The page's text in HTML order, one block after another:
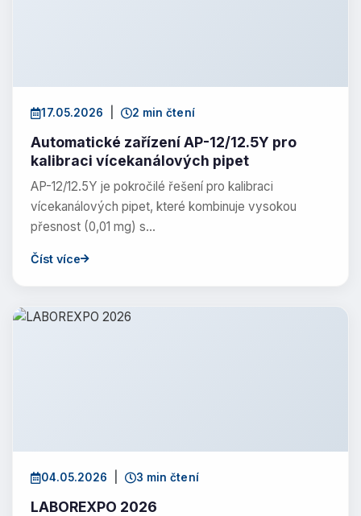
17.05.2026 2 min čtení
Automatické zařízení AP-12/12.5Y pro
kalibraci vícekanálových pipet
AP-12/12.5Y je pokročilé řešení pro kalibraci
vícekanálových pipet, které kombinuje vysokou
přesnost (0,01 mg) s…
Číst více
04.05.2026 3 min čtení
LABOREXPO 2026